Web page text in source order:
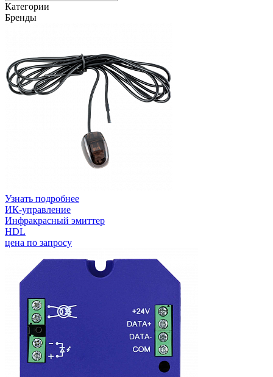
Категории
Бренды
Узнать подробнее
ИК-управление
Инфракрасный эмиттер
HDL
цена по запросу